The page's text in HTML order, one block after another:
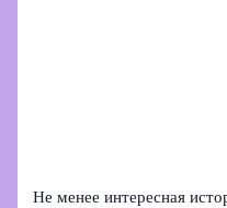
Не менее интересная